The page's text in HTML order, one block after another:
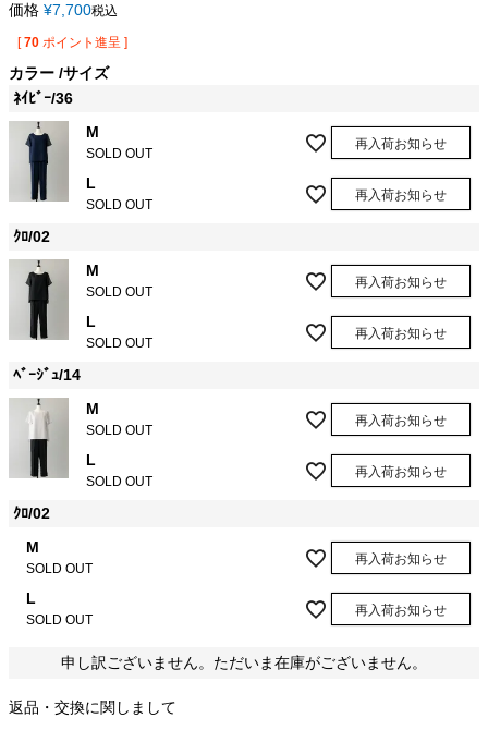
価格 ¥7,700税込
[ 70 ポイント進呈 ]
カラー サイズ
ﾈｲﾋﾞｰ/36
M
SOLD OUT
再入荷お知らせ
L
SOLD OUT
再入荷お知らせ
ｸﾛ/02
M
SOLD OUT
再入荷お知らせ
L
SOLD OUT
再入荷お知らせ
ﾍﾞｰｼﾞｭ/14
M
SOLD OUT
再入荷お知らせ
L
SOLD OUT
再入荷お知らせ
ｸﾛ/02
M
SOLD OUT
再入荷お知らせ
L
SOLD OUT
再入荷お知らせ
申し訳ございません。ただいま在庫がございません。
返品・交換に関しまして